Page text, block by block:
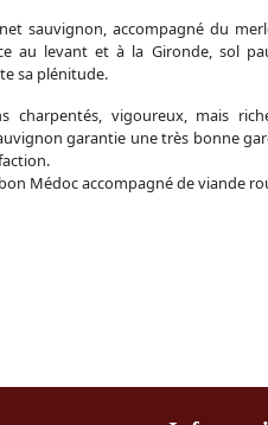
sauvignon, accompagné du
au levant et à la Gironde, sol
sa plénitude.
vigoureux, mais
garantie une très bonne
Médoc accompagné de viande